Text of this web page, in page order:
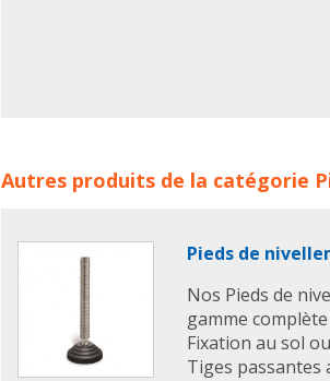
embases pied de machinepieds de
Autres produits de la catégorie
Pieds de
Nos Pieds de
gamme
Fixation au sol
Tiges passantes